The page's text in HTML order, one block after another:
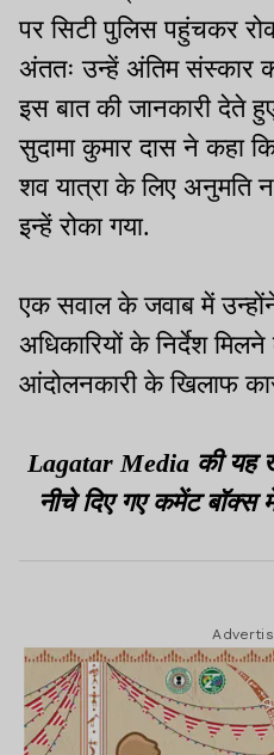
पर सिटी पुलिस पहुंचकर
अंततः उन्हें अंतिम संस्कार
इस बात की जानकारी देते
सुदामा कुमार दास ने कहा
शव यात्रा के लिए अनुमति
इन्हें रोका गया.
एक सवाल के जवाब में
अधिकारियों के निर्देश
आंदोलनकारी के खिलाफ
Lagatar Media की यह
नीचे दिए गए कमेंट बॉक्स